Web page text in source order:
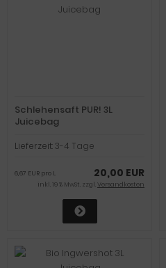
Schlehensaft PUR! 3L
Juicebag
Lieferzeit: 3-4 Tage
20,00 EUR
6,67 EUR pro L
inkl. 19 % MwSt. zzgl.Versandkosten